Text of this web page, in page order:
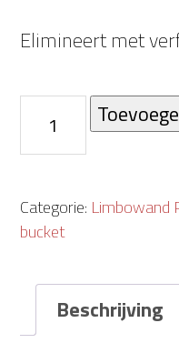
Elimineert met
disposable
bucket
(5pcs)
quantity
Categorie: Limbowand
bucket
Beschrijving